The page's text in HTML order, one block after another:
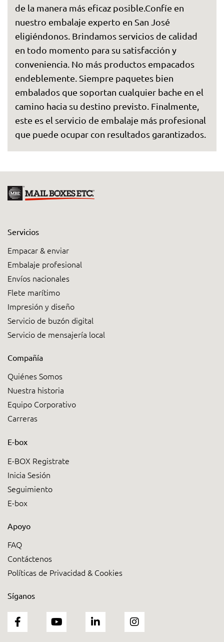
de la manera más eficaz posible.Confíe en
nuestro embalaje experto en San José
eligiéndonos. Brindamos servicios de calidad
en todo momento para su satisfacción y
conveniencia. No más productos empacados
endeblemente. Siempre paquetes bien
embalados que soportan cualquier bache en el
camino hacia su destino previsto. Finalmente,
este es el servicio de embalaje más profesional
que puede ocupar con resultados garantizados.
Servicios
Empacar & enviar
Embalaje profesional
Envíos nacionales
Flete marítimo
Impresión y diseño
Servicio de buzón digital
Servicio de mensajería local
Compañía
Quiénes Somos
Nuestra historia
Equipo Corporativo
Carreras
E-box
E-BOX Registrate
Inicia Sesión
Seguimiento
E-box
Apoyo
FAQ
Contáctenos
Políticas de Privacidad & Cookies
Síganos